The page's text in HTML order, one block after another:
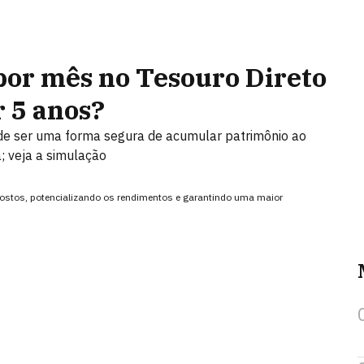
mês no Tesouro Direto
anos?
ser uma forma segura de acumular patrimônio ao
veja a simulação
potencializando os rendimentos e garantindo uma maior